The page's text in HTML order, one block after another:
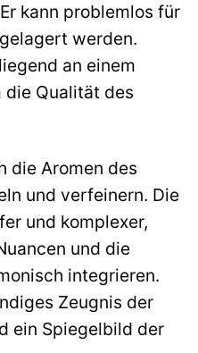
kann problemlos für
werden.
an einem
die Qualität des
die Aromen des
und verfeinern. Die
und komplexer,
und die
integrieren.
Zeugnis der
ein Spiegelbild der